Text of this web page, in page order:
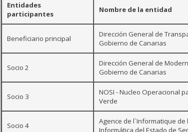
Entidades
participantes
Nombre de la entidad
Beneficiario principal
Dirección General de
Gobierno de Canarias
Socio 2
Dirección General de
Gobierno de Canarias
Socio 3
NOSI - Nucleo Operacional
Verde
Socio 4
Agence de l´Informatique de
Informática del Estado de